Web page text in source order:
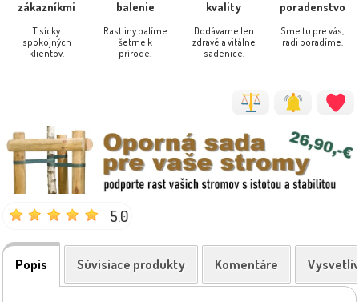
zákazníkmi
Tisícky
spokojných
klientov.
balenie
Rastliny balíme
šetrne k
prírode.
kvality
Dodávame len
zdravé a vitálne
sadenice.
poradenstvo
Sme tu pre vás,
radi poradíme.
5.0
Popis Súvisiace produkty Komentáre